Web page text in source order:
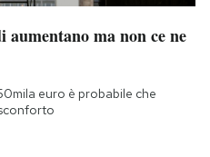
ma non ce ne
euro è probabile che